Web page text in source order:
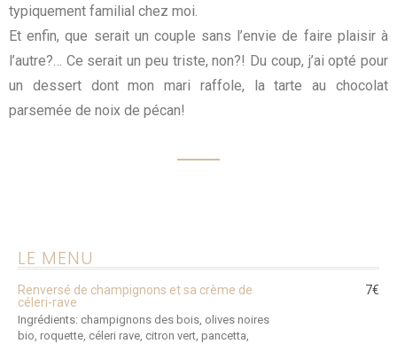
typiquement familial chez moi.
Et enfin, que serait un couple sans l’envie de faire plaisir à
l’autre?… Ce serait un peu triste, non?! Du coup, j’ai opté pour
un dessert dont mon mari raffole, la tarte au chocolat
parsemée de noix de pécan!
LE MENU
Renversé de champignons et sa crème de
céleri-rave
Ingrédients: champignons des bois, olives noires
bio, roquette, céleri rave, citron vert, pancetta,
7€